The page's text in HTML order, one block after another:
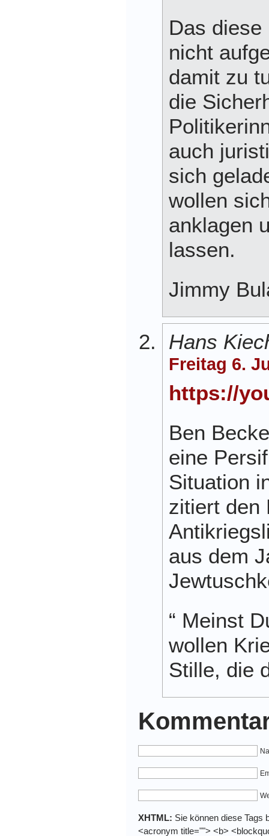
Das diese
nicht
damit zu
die
auch
sich
wollen
anklagen
lassen.
Jimmy
Hans
Freitag 6.
https://
Ben
eine
Situation
zitiert den
aus dem
“ Meinst
wollen
Stille, die
XHTML: Sie können diese Tags
<acronym title=""> <b>